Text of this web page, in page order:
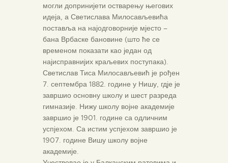
могли допринијети остварењу његових
идеја, а Светислава Милосављевића
поставља на најодговорније мјесто –
бана Врбаске бановине (што ће се
временом показати као један од
најисправнијих краљевих поступака).
Светислав Тиса Милосављевић је рођен
7. септембра 1882. године у Нишу, гдје је
завршио основну школу и шест разреда
гимназије. Нижу школу војне академије
завршио је 1901. године са одличним
успјехом. Са истим успјехом завршио је
1907. године Вишу школу војне
академије.